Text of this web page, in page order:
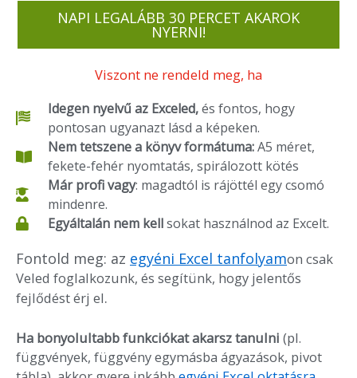
NAPI LEGALÁBB 30 PERCET AKAROK
NYERNI!
Viszont ne rendeld meg, ha
Idegen nyelvű az Exceled,és fontos, hogy
pontosan ugyanazt lásd a képeken.
Nem tetszene a könyv formátuma:A5 méret,
fekete-fehér nyomtatás, spirálozott kötés
Már profi vagy: magadtól is rájöttél egy csomó
mindenre.
Egyáltalán nem kellsokat használnod az Excelt.
Fontold meg: az egyéni Excel tanfolyamon csak
Veled foglalkozunk, és segítünk, hogy jelentős
fejlődést érj el.
Ha bonyolultabb funkciókat akarsz tanulni (pl.
függvények, függvény egymásba ágyazások, pivot